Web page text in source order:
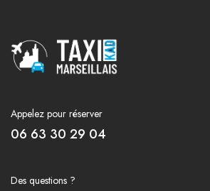
Appelez pour réserver
06 63 30 29 04
Des questions ?